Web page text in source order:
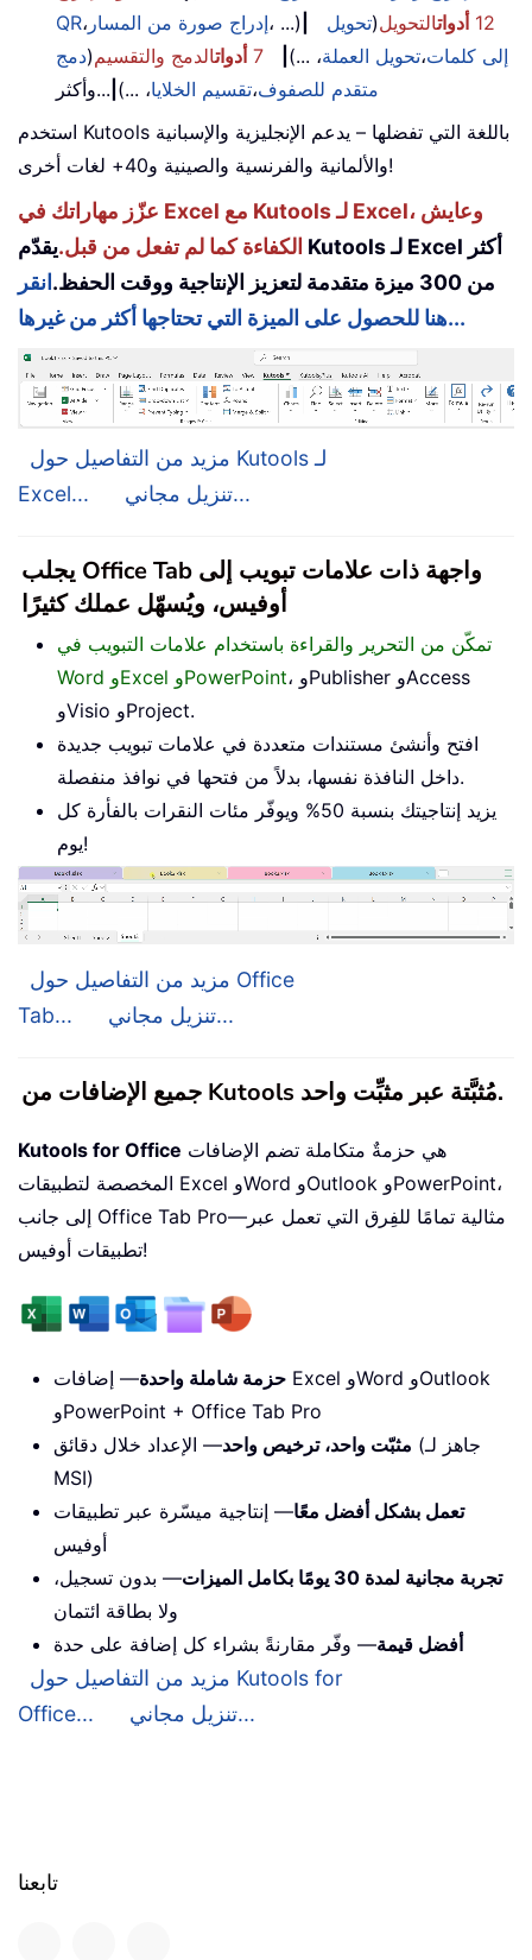
QR، إدراج صورة من المسار، ...) 12 أدواتالتحويل(تحويل
إلى كلمات،تحويل العملة، ...) 7 أدواتالدمج والتقسيم(دمج
متقدم للصفوف،تقسيم الخلايا، ...) ...وأكثر
استخدم Kutools باللغة التي تفضلها – يدعم الإنجليزية والإسبانية
والألمانية والفرنسية والصينية و40+ لغات أخرى!
عزّز مهاراتك في Excel مع Kutools لـ Excel، وعايش
الكفاءة كما لم تفعل من قبل.يقدّم Kutools لـ Excel أكثر
من 300 ميزة متقدمة لتعزيز الإنتاجية ووقت الحفظ.
انقر
هنا للحصول على الميزة التي تحتاجها أكثر من غيرها...
مزيد من التفاصيل حول Kutools لـ
Excel...
تنزيل مجاني...
يجلب Office Tab واجهة ذات علامات تبويب إلى
أوفيس، ويُسهّل عملك كثيرًا
تمكّن من التحرير والقراءة باستخدام علامات التبويب في
Word وExcel وPowerPoint، وPublisher وAccess
وVisio وProject.
افتح وأنشئ مستندات متعددة في علامات تبويب جديدة
داخل النافذة نفسها، بدلاً من فتحها في نوافذ منفصلة.
يزيد إنتاجيتك بنسبة 50% ويوفّر مئات النقرات بالفأرة كل
يوم!
مزيد من التفاصيل حول Office
Tab...
تنزيل مجاني...
جميع الإضافات من Kutools مُثبَّتة عبر مثبِّت واحد.
Kutools for Office
المخصصة لتطبيقات Excel وWord وOutlook وPowerPoint،
إلى جانب Office Tab Pro—مثالية تمامًا للفِرق التي تعمل عبر
تطبيقات أوفيس!
حزمة شاملة واحدة— إضافات Excel وWord وOutlook
وPowerPoint + Office Tab Pro
مثبّت واحد، ترخيص واحد— الإعداد خلال دقائق (جاهز لـ
MSI)
تعمل بشكل أفضل معًا— إنتاجية ميسّرة عبر تطبيقات
أوفيس
تجربة مجانية لمدة 30 يومًا بكامل الميزات
— بدون تسجيل،
ولا بطاقة ائتمان
أفضل قيمة— وفّر مقارنةً بشراء كل إضافة على حدة
مزيد من التفاصيل حول Kutools for
Office...
تنزيل مجاني...
تابعنا